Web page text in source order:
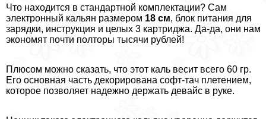
Что находится в стандартной комплектации? Сам
электронный кальян размером 18 см, блок питания для
зарядки, инструкция и целых 3 картриджа. Да-да, они нам
экономят почти полторы тысячи рублей!
Плюсом можно сказать, что этот каль весит всего 60 гр.
Его основная часть декорирована софт-тач плетением,
которое позволяет надежно держать девайс в руке.